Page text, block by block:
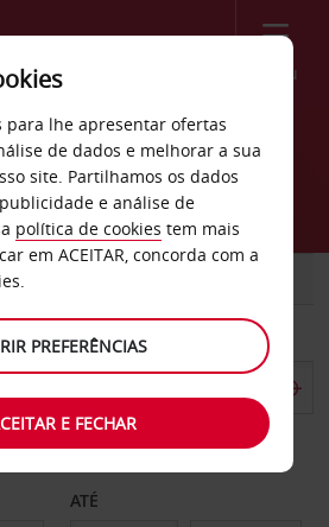
Menu
Dessau
de devolução diferente
ATÉ
para lhe apresentar ofertas
de dados e melhorar a sua
site. Partilhamos os dados
e análise de
política de cookies tem mais
em ACEITAR, concorda com a
PREFERÊNCIAS
E FECHAR